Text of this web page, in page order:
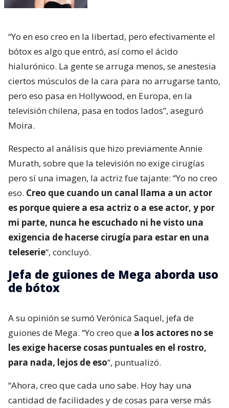
“Yo en eso creo en la libertad, pero efectivamente el
bótox es algo que entró, así como el ácido
hialurónico. La gente se arruga menos, se anestesia
ciertos músculos de la cara para no arrugarse tanto,
pero eso pasa en Hollywood, en Europa, en la
televisión chilena, pasa en todos lados”, aseguró
Moira.
Respecto al análisis que hizo previamente Annie
Murath, sobre que la televisión no exige cirugías
pero sí una imagen, la actriz fue tajante: “Yo no creo
eso. Creo que cuando un canal llama a un actor
es porque quiere a esa actriz o a ese actor, y por
mi parte, nunca he escuchado ni he visto una
exigencia de hacerse cirugía para estar en una
teleserie“, concluyó.
Jefa de guiones de Mega aborda uso
de bótox
A su opinión se sumó Verónica Saquel, jefa de
guiones de Mega. “Yo creo que a los actores no se
les exige hacerse cosas puntuales en el rostro,
para nada, lejos de eso“, puntualizó.
“Ahora, creo que cada uno sabe. Hoy hay una
cantidad de facilidades y de cosas para verse más